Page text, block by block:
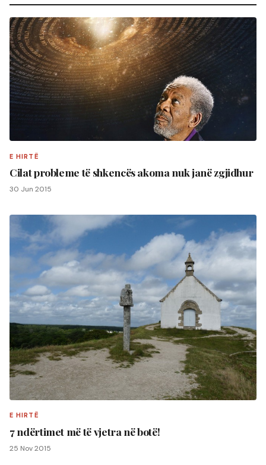
E HIRTË
Cilat probleme të shkencës akoma nuk janë zgjidhur
30 Jun 2015
E HIRTË
7 ndërtimet më të vjetra në botë!
25 Nov 2015